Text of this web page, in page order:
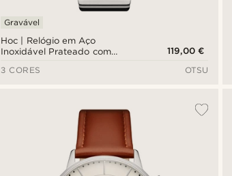
Hoc | Relógio em Aço
Inoxidável Prateado com
Gravável
119,00 €
3 CORES
OTSU